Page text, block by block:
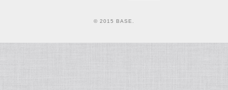
© 2015 BASE.